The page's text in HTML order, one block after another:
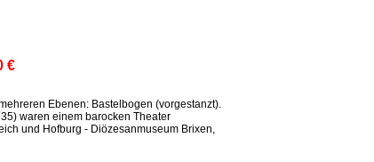
€
Ebenen: Bastelbogen (vorgestanzt).
waren einem barocken Theater
und Hofburg - Diözesanmuseum Brixen,